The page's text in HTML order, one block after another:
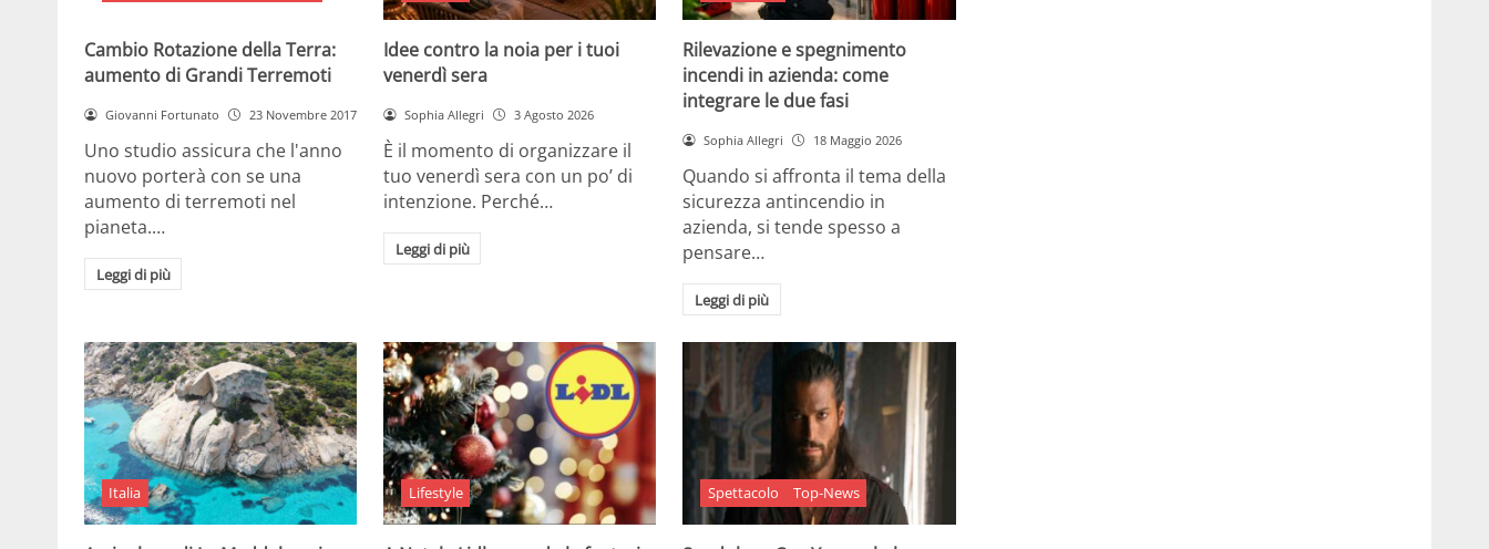
Cambio Rotazione della Terra:
aumento di Grandi Terremoti
Giovanni Fortunato 23 Novembre 2017
Uno studio assicura che l'anno
nuovo porterà con se una
aumento di terremoti nel
pianeta.…
Leggi di più
Idee contro la noia per i tuoi
venerdì sera
Sophia Allegri 3 Agosto 2026
È il momento di organizzare il
tuo venerdì sera con un po’ di
intenzione. Perché…
Leggi di più
Rilevazione e spegnimento
incendi in azienda: come
integrare le due fasi
Sophia Allegri 18 Maggio 2026
Quando si affronta il tema della
sicurezza antincendio in
azienda, si tende spesso a
pensare…
Leggi di più
Italia Lifestyle Spettacolo Top-News